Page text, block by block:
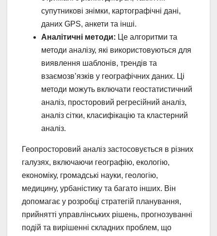
супутникові знімки, картографічні дані,
даних GPS, анкети та інші.
Аналітичні методи: Це алгоритми та
методи аналізу, які використовуються для
виявлення шаблонів, трендів та
взаємозв’язків у географічних даних. Ці
методи можуть включати геостатистичний
аналіз, просторовий регресійний аналіз,
аналіз сітки, класифікацію та кластерний
аналіз.
Геопросторовий аналіз застосовується в різних
галузях, включаючи географію, екологію,
економіку, громадські науки, геологію,
медицину, урбаністику та багато інших. Він
допомагає у розробці стратегій планування,
прийнятті управлінських рішень, прогнозуванні
подій та вирішенні складних проблем, що